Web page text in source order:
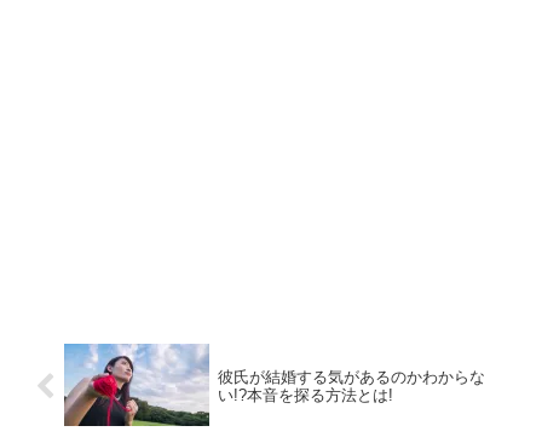
彼氏が結婚する気があるのかわからな
い!?本音を探る方法とは!